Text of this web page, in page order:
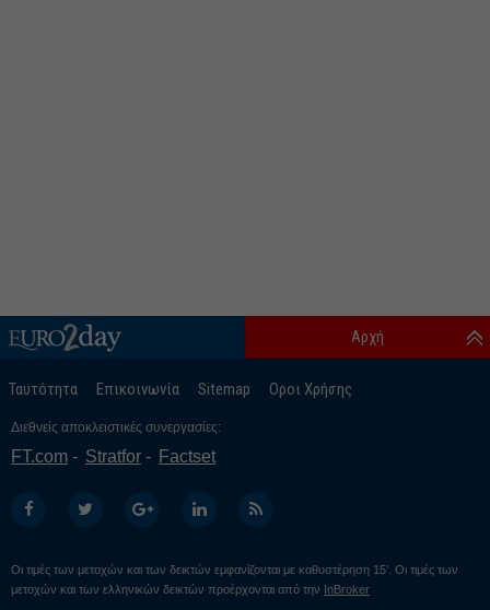
Ταυτότητα Επικοινωνία Sitemap Οροι Χρήσης
Αρχή
Διεθνείς αποκλειστικές συνεργασίες:
FT.com Stratfor Factset
Οι τιμές των μετοχών και των δεικτών εμφανίζονται με καθυστέρηση 15’. Οι τιμές των
μετοχών και των ελληνικών δεικτών προέρχονται από την InBroker